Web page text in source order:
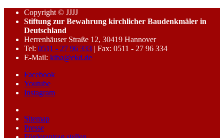
Copyright © JJJJ
Stiftung zur Bewahrung kirchlicher Baudenkmäler in
Deutschland
Herrenhäuser Straße 12, 30419 Hannover
Tel: 0511 - 27 96 333 | Fax: 0511 - 27 96 334
E-Mail: kiba@ekd.de
Facebook
Youtube
Instagram
Sitemap
Presse